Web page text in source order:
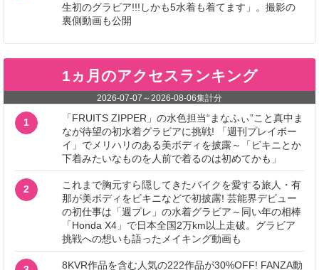
生初のグラビア!!!しかも5水着も着てます」。撮影の
裏側動画も公開
1ヵ月のアクセスランキング
2026-07-07 ～2026-08-06集計分
1
「FRUITS ZIPPER」の水色担当“まなふぃ”こと真中ま
なが待望の初水着グラビアに挑戦! 「週刊プレイボー
イ」でメリハリのある美ボディを披露～「ビキニとか
下着みたいなものを人前で着るのは初めてかも」
2
これまで胸元すら隠してきたバイクを愛する旅人・有
那が美ボディをビキニなどで初披露! 芸能界デビュー
の初仕事は「週プレ」の水着グラビア～同い年の相棒
「Honda X4」で日本全国2万km以上走破。グラビア
挑戦への想いも語ったメイキング動画も
8KVR作品を含む人気の222作品が30%OFF! FANZA動